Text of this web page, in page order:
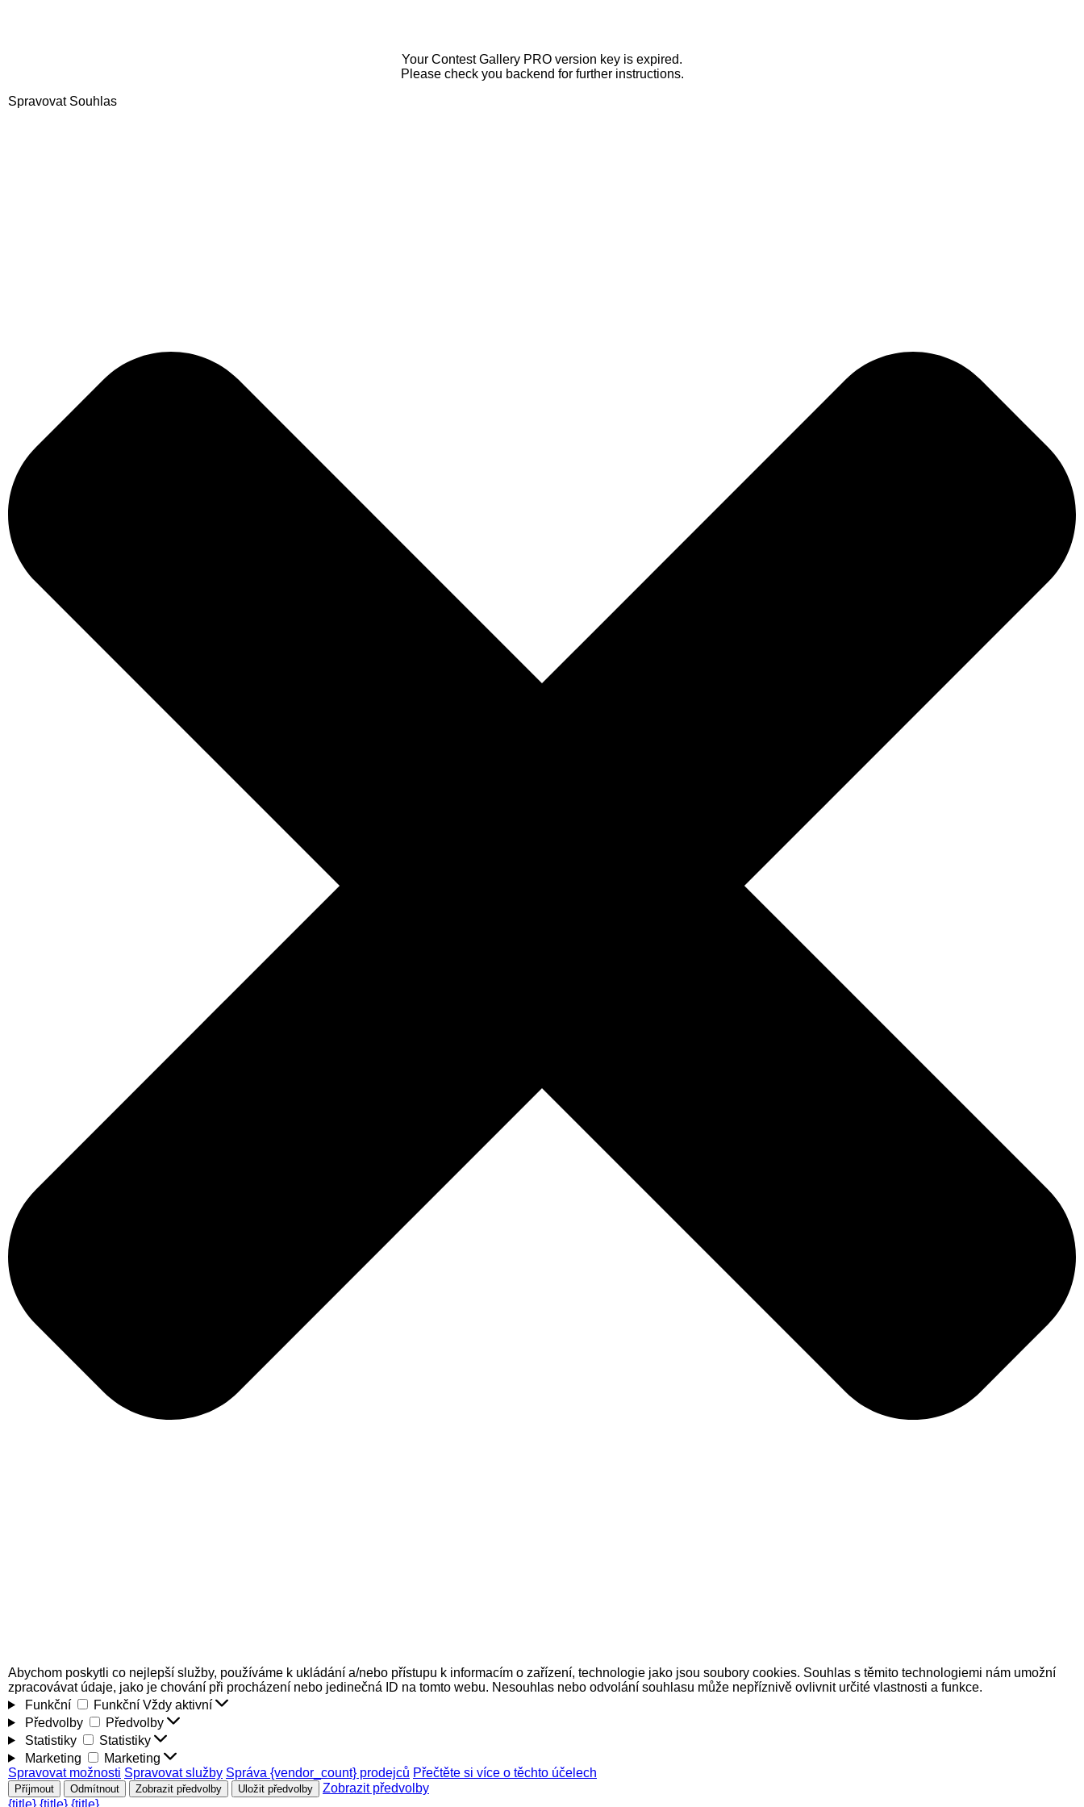
Your Contest Gallery PRO version key is expired.
Please check you backend for further instructions.
Spravovat Souhlas
Abychom poskytli co nejlepší služby, používáme k ukládání a/nebo přístupu k informacím o zařízení, technologie jako jsou soubory cookies. Souhlas s těmito technologiemi nám umožní
zpracovávat údaje, jako je chování při procházení nebo jedinečná ID na tomto webu. Nesouhlas nebo odvolání souhlasu může nepříznivě ovlivnit určité vlastnosti a funkce.
Funkční
Funkční Vždy aktivní
Předvolby
Předvolby
Statistiky
Statistiky
Marketing
Marketing
Spravovat možnosti Spravovat služby Správa {vendor_count} prodejců Přečtěte si více o těchto účelech
Příjmout Odmítnout Zobrazit předvolby Uložit předvolby
Zobrazit předvolby
{title} {title} {title}